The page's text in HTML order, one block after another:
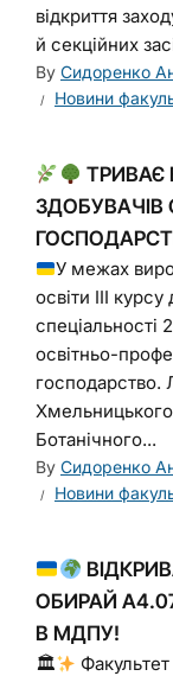
відкриття
й секційних
By Сидоренко
Новини
ТРИВАЄ
У межах
освіти ІІІ
спеціальності
освітньо-
господарство.
Ботанічного...
By Сидоренко
Новини
ОБИРАЙ
В МДПУ!
🏛